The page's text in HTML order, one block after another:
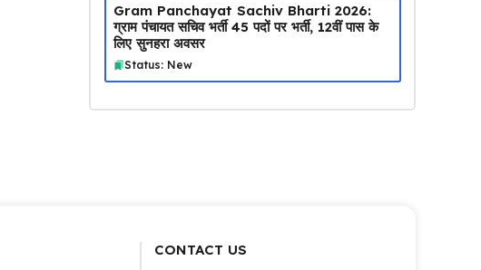
Gram Panchayat Sachiv Bharti 2026:
ग्राम पंचायत सचिव भर्ती 45 पदों पर भर्ती, 12वीं पास के
लिए सुनहरा अवसर
Status: New
CONTACT US